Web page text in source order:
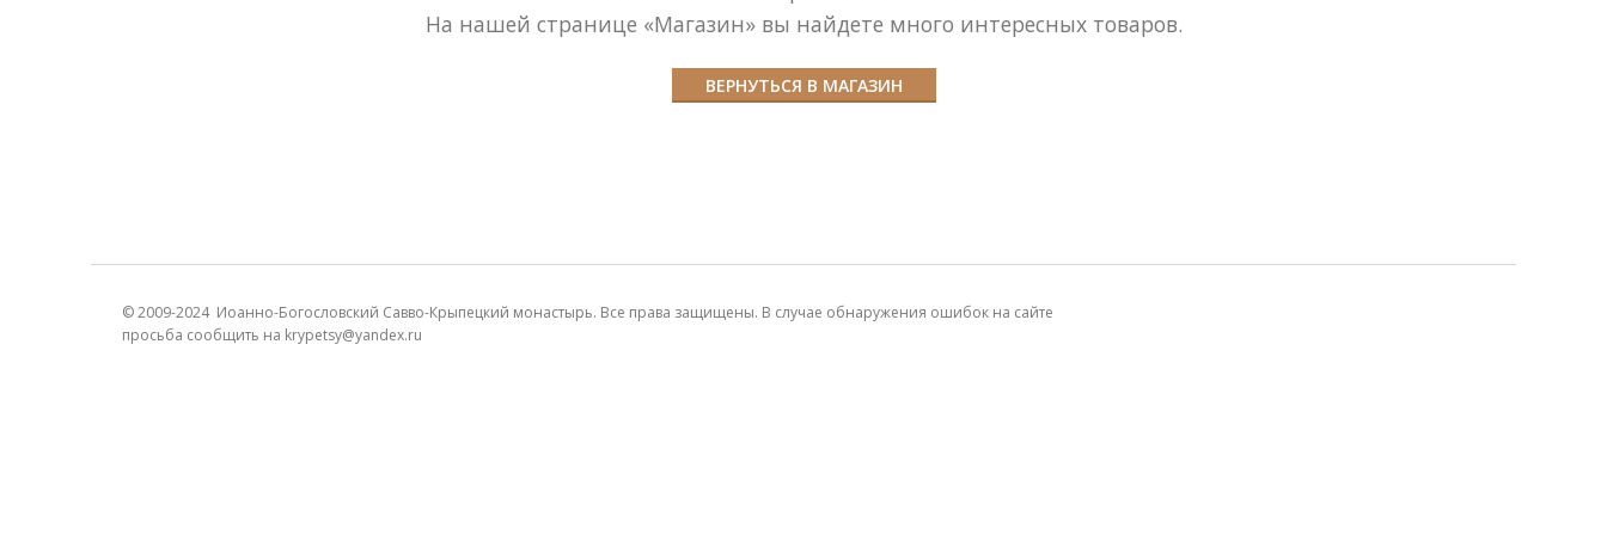
На нашей странице «Магазин» вы найдете много интересных товаров.
ВЕРНУТЬСЯ В МАГАЗИН
© 2009-2024 Иоанно-Богословский Савво-Крыпецкий монастырь. Все права защищены. В случае обнаружения ошибок на сайте
просьба сообщить на krypetsy@yandex.ru